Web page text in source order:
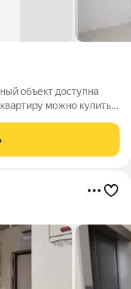
объект доступна
можно купить с
студия 20,7 м на 5-м